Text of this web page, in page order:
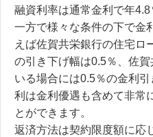
融資利率は通常金利で年4.8
一方で様々な条件の下で金
えば佐賀共栄銀行の住宅ロ
の引き下げ幅は0.5％、佐
いる場合には0.5％の金利
利は金利優遇も含めて非常
とができます。
返済方法は契約限度額に応